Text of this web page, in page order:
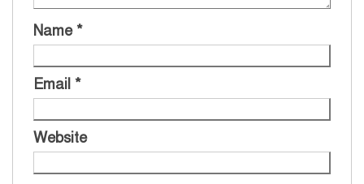
Name *
Email *
Website